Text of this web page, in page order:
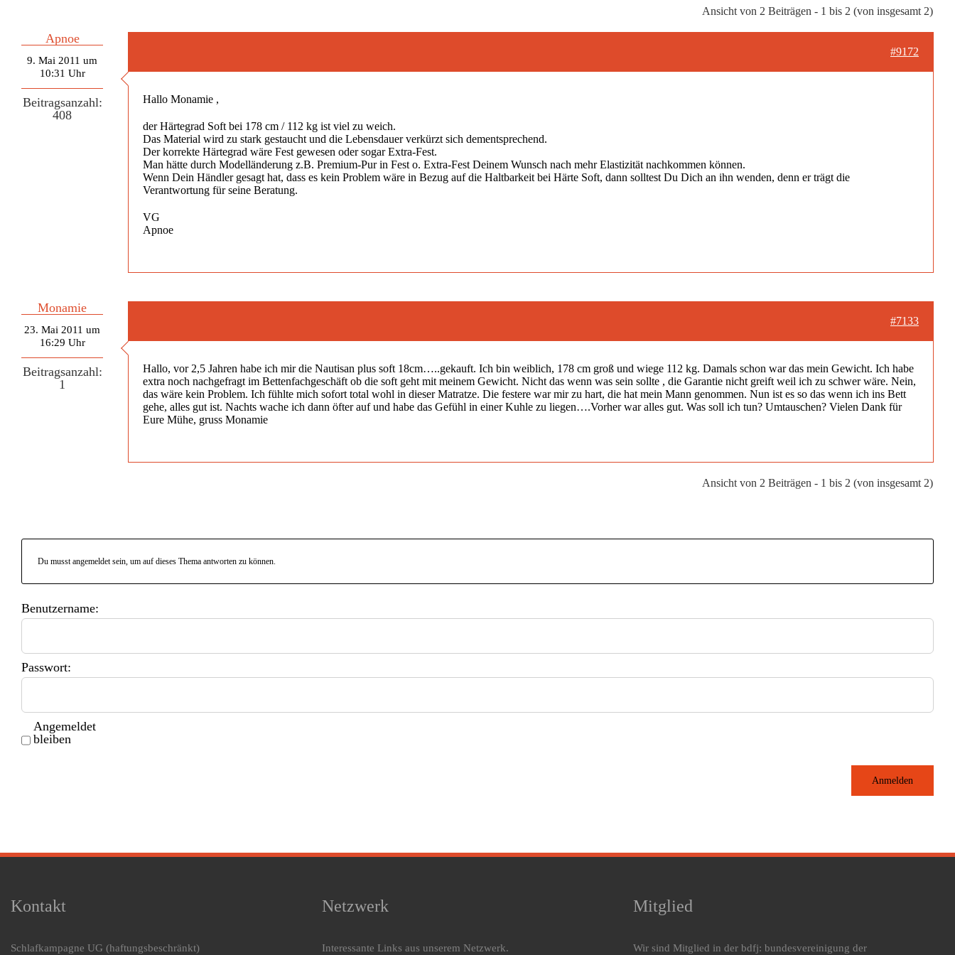
Ansicht von 2 Beiträgen - 1 bis 2 (von insgesamt 2)
Apnoe
9. Mai 2011 um
10:31 Uhr
Beitragsanzahl:
408
#9172
Hallo Monamie ,
der Härtegrad Soft bei 178 cm / 112 kg ist viel zu weich.
Das Material wird zu stark gestaucht und die Lebensdauer verkürzt sich dementsprechend.
Der korrekte Härtegrad wäre Fest gewesen oder sogar Extra-Fest.
Man hätte durch Modelländerung z.B. Premium-Pur in Fest o. Extra-Fest Deinem Wunsch nach mehr Elastizität nachkommen können.
Wenn Dein Händler gesagt hat, dass es kein Problem wäre in Bezug auf die Haltbarkeit bei Härte Soft, dann solltest Du Dich an ihn wenden, denn er trägt die
Verantwortung für seine Beratung.
VG
Apnoe
Monamie
23. Mai 2011 um
16:29 Uhr
Beitragsanzahl:
1
#7133
Hallo, vor 2,5 Jahren habe ich mir die Nautisan plus soft 18cm…..gekauft. Ich bin weiblich, 178 cm groß und wiege 112 kg. Damals schon war das mein Gewicht. Ich habe
extra noch nachgefragt im Bettenfachgeschäft ob die soft geht mit meinem Gewicht. Nicht das wenn was sein sollte , die Garantie nicht greift weil ich zu schwer wäre. Nein,
das wäre kein Problem. Ich fühlte mich sofort total wohl in dieser Matratze. Die festere war mir zu hart, die hat mein Mann genommen. Nun ist es so das wenn ich ins Bett
gehe, alles gut ist. Nachts wache ich dann öfter auf und habe das Gefühl in einer Kuhle zu liegen….Vorher war alles gut. Was soll ich tun? Umtauschen? Vielen Dank für
Eure Mühe, gruss Monamie
Ansicht von 2 Beiträgen - 1 bis 2 (von insgesamt 2)
Du musst angemeldet sein, um auf dieses Thema antworten zu können.
Benutzername:
Passwort:
Angemeldet
bleiben
Anmelden
Kontakt
Schlafkampagne UG (haftungsbeschränkt)
Netzwerk
Interessante Links aus unserem Netzwerk.
Mitglied
Wir sind Mitglied in der bdfj: bundesvereinigung der